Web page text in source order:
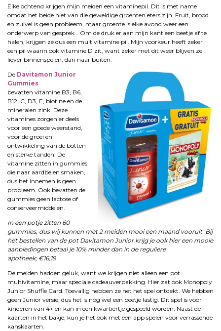
Elke ochtend krijgen mijn meiden een vitaminepil. Dit is met name
omdat het beide niet van die geweldige groenten eters zijn. Fruit, brood
en zuivel is geen probleem, maar groente is elke avond weer een
onderwerp van gesprek… Om de druk er aan mijn kant een beetje af te
halen, krijgen ze dus een multivitamine pil. Mijn voorkeur heeft zeker
een pil waarin ook vitamine D zit, want zeker met dit weer blijven ze
liever binnenspelen, dan naar buiten.
De Davitamon Junior
Gummies
bevatten vitamine B3, B6,
B12, C, D3, E, biotine en de
mineralen zink. Deze
vitamines zorgen er deels
voor een goede weerstand,
voor de groei en
ontwikkeling van de botten
en sterke tanden. De
vitamine zitten in gummies
die naar aardbeien smaken,
dus het innemen is geen
probleem. Ook bevatten de
gummies geen lactose of
conserveermiddelen.
In een potje zitten 60
gummies, dus wij kunnen met 2 meiden mooi een maand vooruit. Bij
het bestellen van de pot Davitamon Junior krijg je ook hier een mooie
aanbiedingen betaal je 10% minder dan in de reguliere
apotheek; €16,19
De meiden hadden geluk, want we krijgen niet alleen een pot
multivitamine, maar speciale cadeauverpakking. Hier zat ook Monopoly
Junior Shuffle Card. Toevallig hebben ze net het spel ontdekt. We hebben
geen Junior versie, dus het is nog wel een beetje lastig. Dit spel is voor
kinderen van 4+ en kan in een kwartiertje gespeeld worden. Naast de
kaarten in het bakje, kun je het ook met een app spelen voor verrassende
kanskaarten.